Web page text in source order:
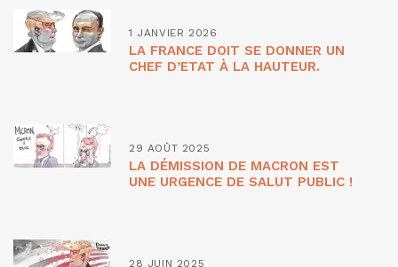
1 JANVIER 2026
LA FRANCE DOIT SE DONNER UN
CHEF D’ETAT À LA HAUTEUR.
29 AOÛT 2025
LA DÉMISSION DE MACRON EST
UNE URGENCE DE SALUT PUBLIC !
28 JUIN 2025